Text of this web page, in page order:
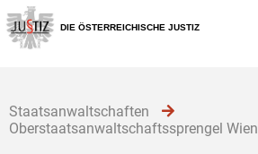
Zur
Hauptnavigation
[1]
Zum
Inhalt
[2]
Zum
Untermenü
[3]
DIE ÖSTERREICHISCHE JUSTIZ
Staatsanwaltschaften
Oberstaatsanwaltschaftssprengel Wien